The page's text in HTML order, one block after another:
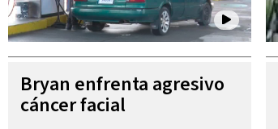
Bryan enfrenta agresivo
cáncer facial